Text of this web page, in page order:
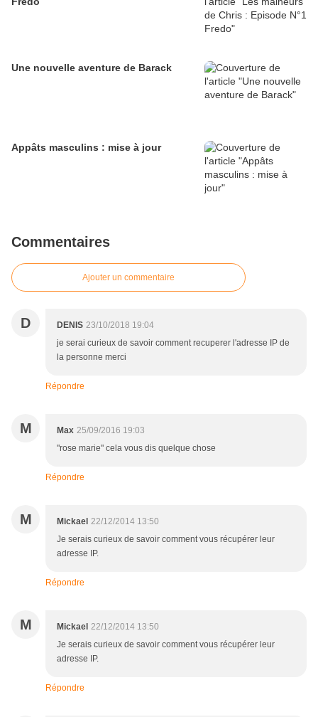
Une nouvelle aventure de Barack
Appâts masculins : mise à jour
Commentaires
Ajouter un commentaire
D DENIS 23/10/2018 19:04
je serai curieux de savoir comment recuperer l'adresse IP de
la personne merci
Répondre
M Max 25/09/2016 19:03
"rose marie" cela vous dis quelque chose
Répondre
M Mickael 22/12/2014 13:50
Je serais curieux de savoir comment vous récupérer leur
adresse IP.
Répondre
M Mickael 22/12/2014 13:50
Je serais curieux de savoir comment vous récupérer leur
adresse IP.
Répondre